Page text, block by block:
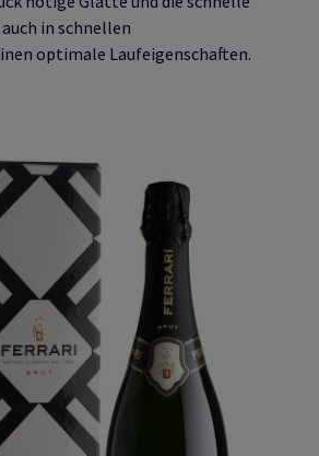
in schnellen
optimale Laufeigenschaften.